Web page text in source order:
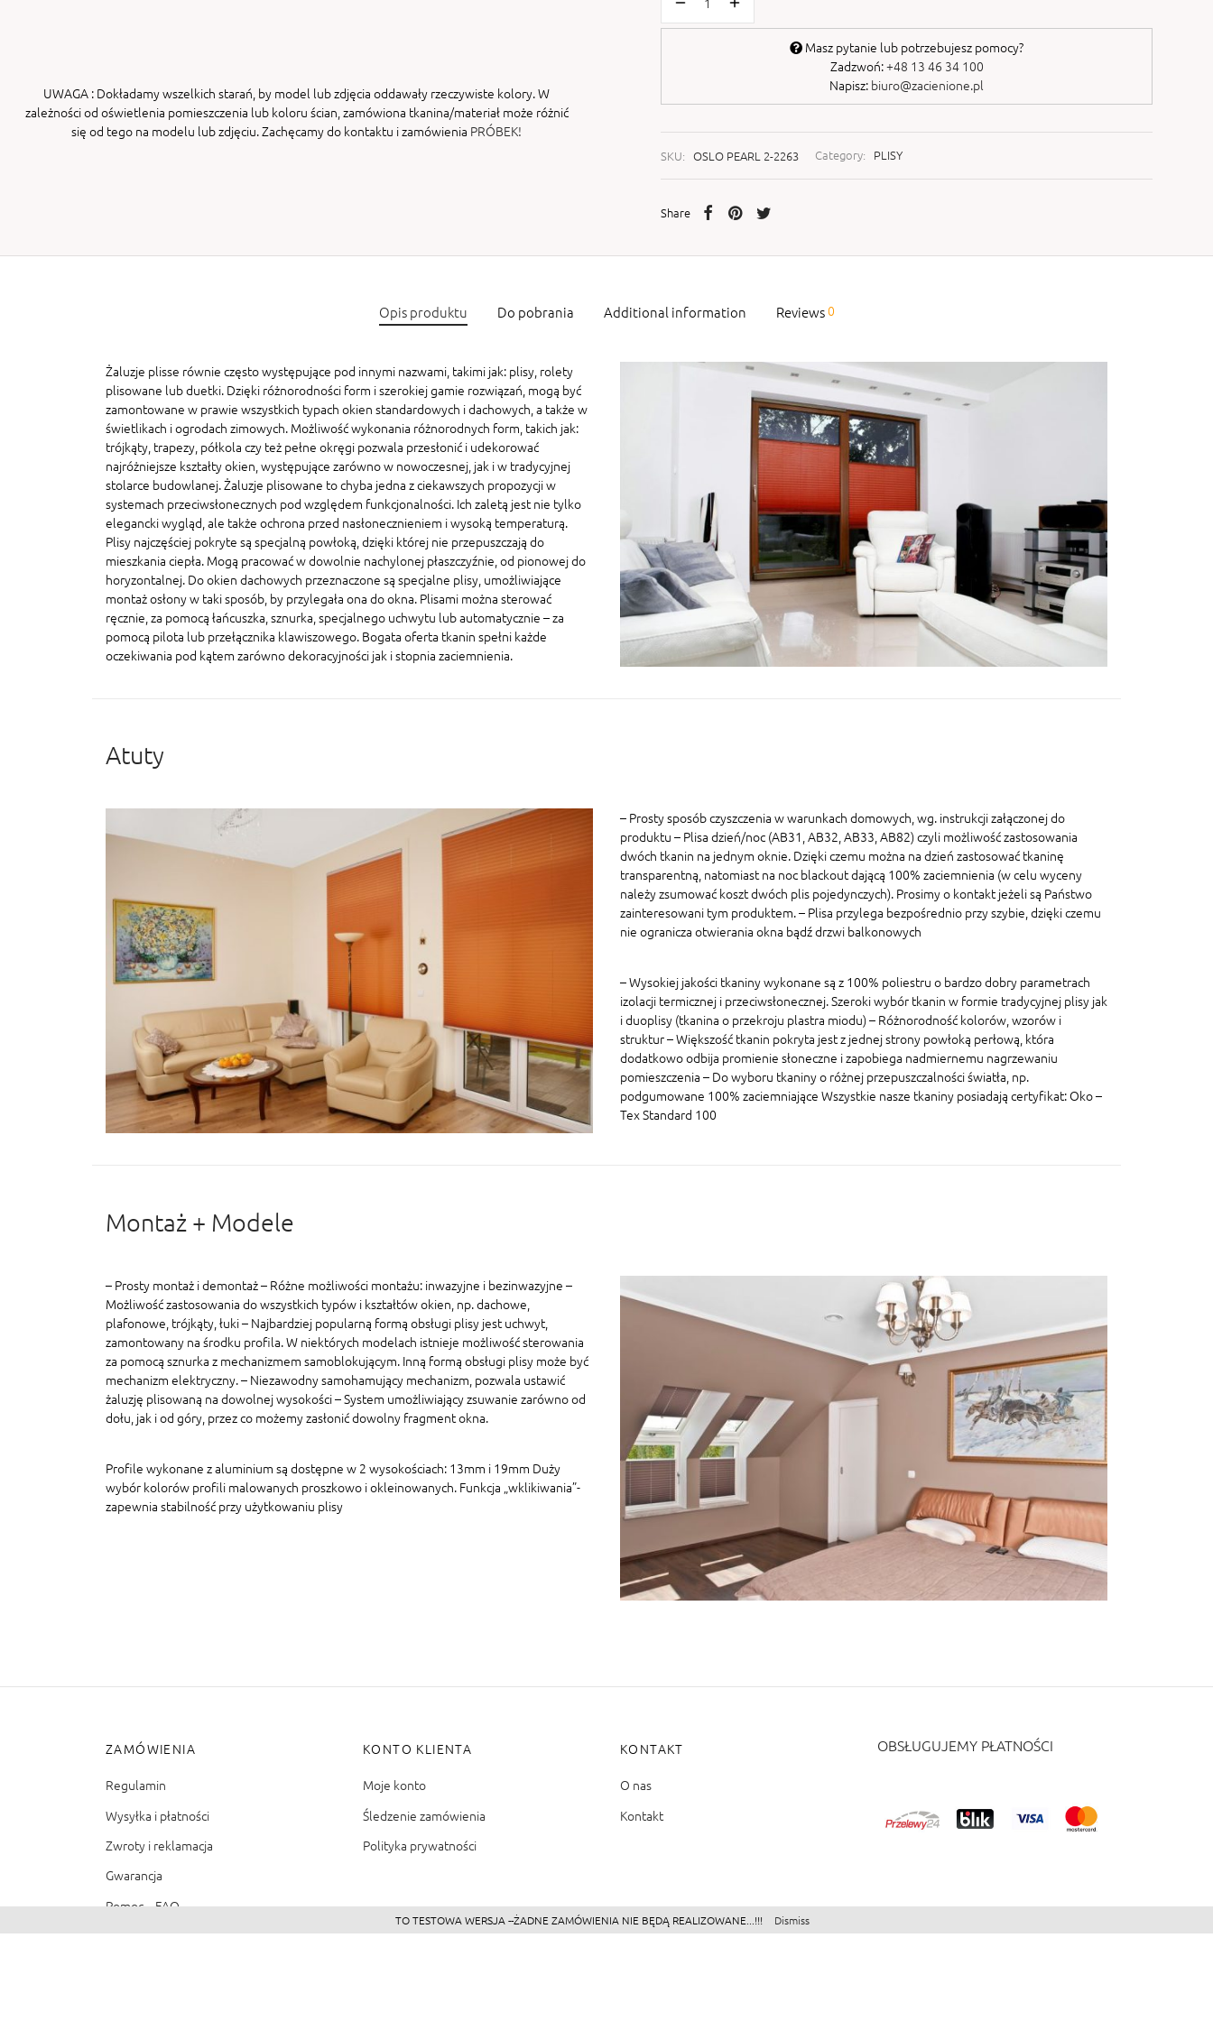
UWAGA : Dokładamy wszelkich starań, by model lub zdjęcia oddawały rzeczywiste kolory. W
zależności od oświetlenia pomieszczenia lub koloru ścian, zamówiona tkanina/materiał może różnić
się od tego na modelu lub zdjęciu. Zachęcamy do kontaktu i zamówienia PRÓBEK!
Masz pytanie lub potrzebujesz pomocy?
Zadzwoń:+48 13 46 34 100
Napisz: biuro@zacienione.pl
SKU: OSLO PEARL 2-2263 Category: PLISY
Share
Opis produktu Do pobrania Additional information Reviews0
Żaluzje plisse równie często występujące pod innymi nazwami, takimi jak: plisy, rolety
plisowane lub duetki. Dzięki różnorodności form i szerokiej gamie rozwiązań, mogą być
zamontowane w prawie wszystkich typach okien standardowych i dachowych, a także w
świetlikach i ogrodach zimowych. Możliwość wykonania różnorodnych form, takich jak:
trójkąty, trapezy, półkola czy też pełne okręgi pozwala przesłonić i udekorować
najróżniejsze kształty okien, występujące zarówno w nowoczesnej, jak i w tradycyjnej
stolarce budowlanej. Żaluzje plisowane to chyba jedna z ciekawszych propozycji w
systemach przeciwsłonecznych pod względem funkcjonalności. Ich zaletą jest nie tylko
elegancki wygląd, ale także ochrona przed nasłonecznieniem i wysoką temperaturą.
Plisy najczęściej pokryte są specjalną powłoką, dzięki której nie przepuszczają do
mieszkania ciepła. Mogą pracować w dowolnie nachylonej płaszczyźnie, od pionowej do
horyzontalnej. Do okien dachowych przeznaczone są specjalne plisy, umożliwiające
montaż osłony w taki sposób, by przylegała ona do okna. Plisami można sterować
ręcznie, za pomocą łańcuszka, sznurka, specjalnego uchwytu lub automatycznie – za
pomocą pilota lub przełącznika klawiszowego. Bogata oferta tkanin spełni każde
oczekiwania pod kątem zarówno dekoracyjności jak i stopnia zaciemnienia.
Atuty
– Prosty sposób czyszczenia w warunkach domowych, wg. instrukcji załączonej do
produktu – Plisa dzień/noc (AB31, AB32, AB33, AB82) czyli możliwość zastosowania
dwóch tkanin na jednym oknie. Dzięki czemu można na dzień zastosować tkaninę
transparentną, natomiast na noc blackout dającą 100% zaciemnienia (w celu wyceny
należy zsumować koszt dwóch plis pojedynczych). Prosimy o kontakt jeżeli są Państwo
zainteresowani tym produktem. – Plisa przylega bezpośrednio przy szybie, dzięki czemu
nie ogranicza otwierania okna bądź drzwi balkonowych
– Wysokiej jakości tkaniny wykonane są z 100% poliestru o bardzo dobry parametrach
izolacji termicznej i przeciwsłonecznej. Szeroki wybór tkanin w formie tradycyjnej plisy jak
i duoplisy (tkanina o przekroju plastra miodu) – Różnorodność kolorów, wzorów i
struktur – Większość tkanin pokryta jest z jednej strony powłoką perłową, która
dodatkowo odbija promienie słoneczne i zapobiega nadmiernemu nagrzewaniu
pomieszczenia – Do wyboru tkaniny o różnej przepuszczalności światła, np.
podgumowane 100% zaciemniające Wszystkie nasze tkaniny posiadają certyfikat: Oko –
Tex Standard 100
Montaż + Modele
– Prosty montaż i demontaż – Różne możliwości montażu: inwazyjne i bezinwazyjne –
Możliwość zastosowania do wszystkich typów i kształtów okien, np. dachowe,
plafonowe, trójkąty, łuki – Najbardziej popularną formą obsługi plisy jest uchwyt,
zamontowany na środku profila. W niektórych modelach istnieje możliwość sterowania
za pomocą sznurka z mechanizmem samoblokującym. Inną formą obsługi plisy może być
mechanizm elektryczny. – Niezawodny samohamujący mechanizm, pozwala ustawić
żaluzję plisowaną na dowolnej wysokości – System umożliwiający zsuwanie zarówno od
dołu, jak i od góry, przez co możemy zasłonić dowolny fragment okna.
Profile wykonane z aluminium są dostępne w 2 wysokościach: 13mm i 19mm Duży
wybór kolorów profili malowanych proszkowo i okleinowanych. Funkcja „wklikiwania”-
zapewnia stabilność przy użytkowaniu plisy
ZAMÓWIENIA
Regulamin
Wysyłka i płatności
Zwroty i reklamacja
Gwarancja
Pomoc – FAQ
KONTO KLIENTA
Moje konto
Śledzenie zamówienia
Polityka prywatności
KONTAKT
O nas
Kontakt
OBSŁUGUJEMY PŁATNOŚCI
TO TESTOWA WERSJA --ŻADNE ZAMÓWIENIA NIE BĘDĄ REALIZOWANE...!!! Dismiss